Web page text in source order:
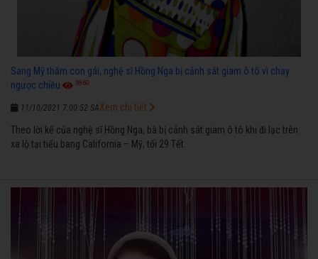
Sang Mỹ thăm con gái, nghệ sĩ Hồng Nga bị cảnh sát giam ô tô vì chạy
ngược chiều
3860
11/10/2021 7:00:52 SA
Theo lời kể của nghệ sĩ Hồng Nga, bà bị cảnh sát giam ô tô khi đi lạc trên
xa lộ tại tiểu bang California – Mỹ, tối 29 Tết.
Xem chi tiết